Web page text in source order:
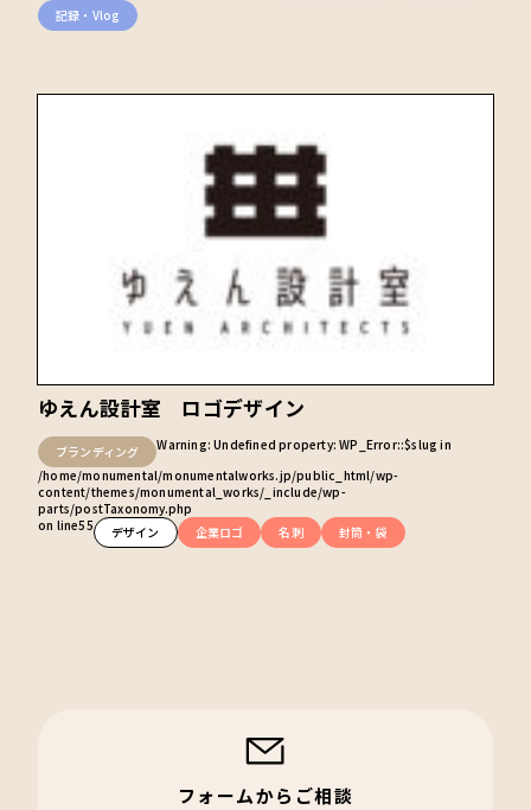
記録・Vlog
ゆえん設計室 ロゴデザイン
ブランディング Warning: Undefined property: WP_Error::$slug in
/home/monumental/monumentalworks.jp/public_html/wp-
content/themes/monumental_works/_include/wp-
parts/postTaxonomy.php
on line55 デザイン 企業ロゴ 名刺 封筒・袋
フォームからご相談